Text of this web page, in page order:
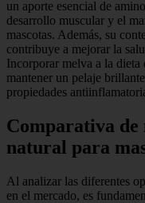
un aporte esencial de
desarrollo muscular y el
mascotas. Además, su
contribuye a mejorar la
Incorporar melva a la dieta
mantener un pelaje
propiedades
Comparativa de
natural para
Al analizar las diferentes
en el mercado, es